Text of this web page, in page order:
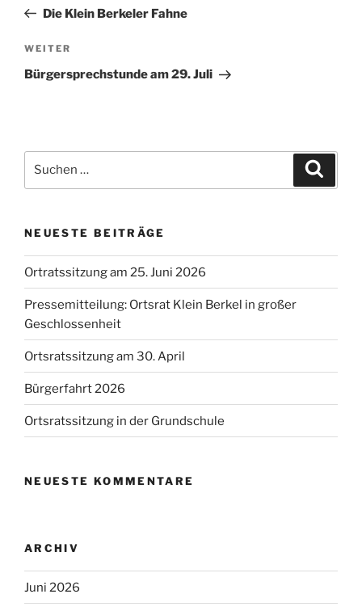
Beitrag
Die Klein Berkeler Fahne
Nächster
Beitrag
WEITER
Bürgersprechstunde am 29. Juli
nach:
NEUESTE BEITRÄGE
Ortratssitzung am 25. Juni 2026
Pressemitteilung: Ortsrat Klein Berkel in großer
Geschlossenheit
Ortsratssitzung am 30. April
Bürgerfahrt 2026
Ortsratssitzung in der Grundschule
NEUESTE KOMMENTARE
ARCHIV
Juni 2026